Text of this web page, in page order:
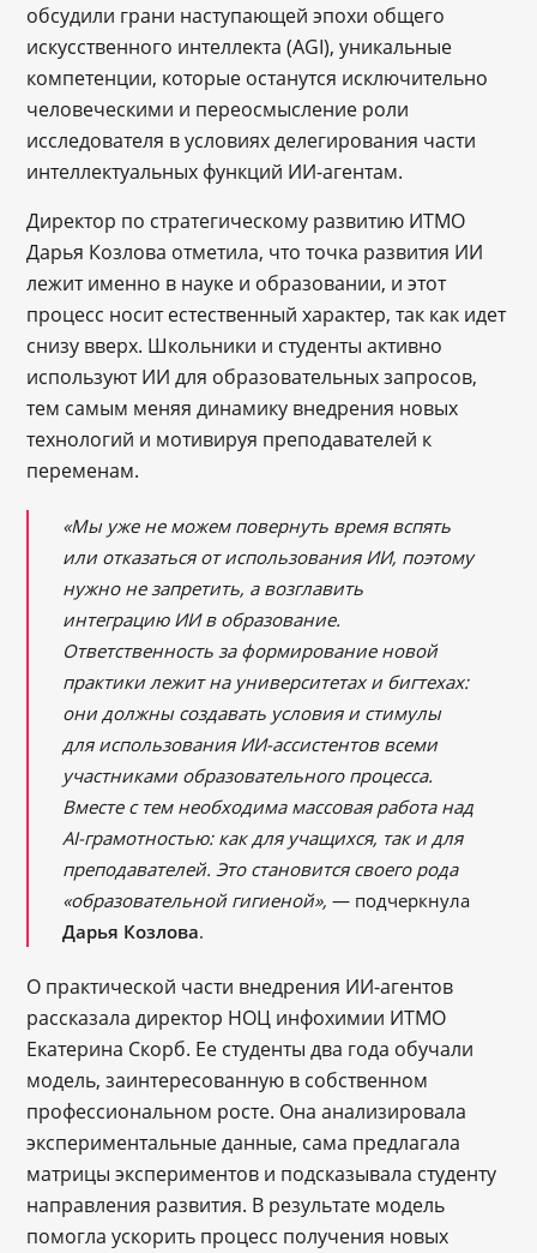
обсудили грани наступающей эпохи общего
искусственного интеллекта (AGI), уникальные
компетенции, которые останутся исключительно
человеческими и переосмысление роли
исследователя в условиях делегирования части
интеллектуальных функций ИИ-агентам.
Директор по стратегическому развитию ИТМО
Дарья Козлова отметила, что точка развития ИИ
лежит именно в науке и образовании, и этот
процесс носит естественный характер, так как идет
снизу вверх. Школьники и студенты активно
используют ИИ для образовательных запросов,
тем самым меняя динамику внедрения новых
технологий и мотивируя преподавателей к
переменам.
«Мы уже не можем повернуть время вспять
или отказаться от использования ИИ, поэтому
нужно не запретить, а возглавить
интеграцию ИИ в образование.
Ответственность за формирование новой
практики лежит на университетах и бигтехах:
они должны создавать условия и стимулы
для использования ИИ-ассистентов всеми
участниками образовательного процесса.
Вместе с тем необходима массовая работа над
AI-грамотностью: как для учащихся, так и для
преподавателей. Это становится своего рода
«образовательной гигиеной», — подчеркнула
Дарья Козлова.
О практической части внедрения ИИ-агентов
рассказала директор НОЦ инфохимии ИТМО
Екатерина Скорб. Ее студенты два года обучали
модель, заинтересованную в собственном
профессиональном росте. Она анализировала
экспериментальные данные, сама предлагала
матрицы экспериментов и подсказывала студенту
направления развития. В результате модель
помогла ускорить процесс получения новых